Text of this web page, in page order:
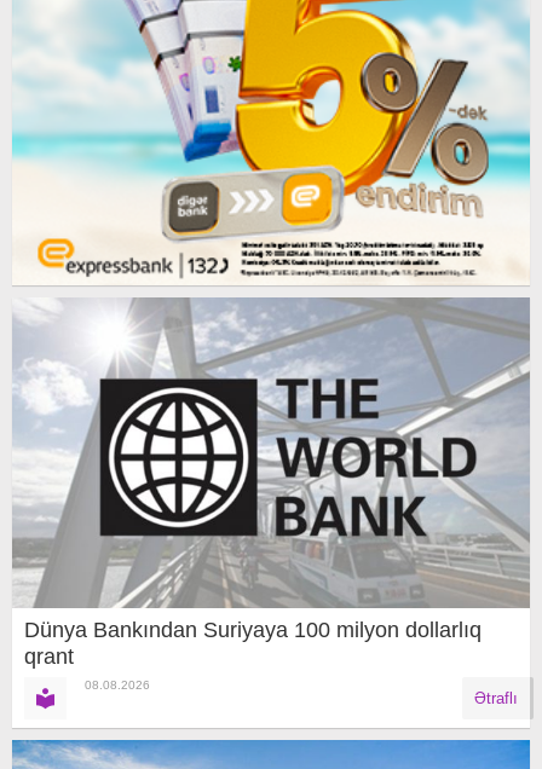
Dünya Bankından Suriyaya 100 milyon dollarlıq
qrant
08.08.2026
Ətraflı